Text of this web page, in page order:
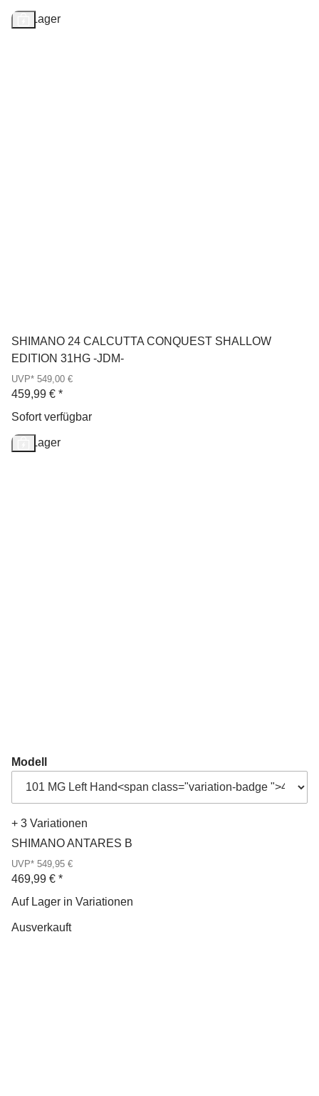
Auf Lager
SHIMANO 24 CALCUTTA CONQUEST SHALLOW
EDITION 31HG -JDM-
UVP* 549,00 €
459,99 € *
Sofort verfügbar
Auf Lager
Modell
+ 3 Variationen
SHIMANO ANTARES B
UVP* 549,95 €
469,99 € *
Auf Lager in Variationen
Ausverkauft